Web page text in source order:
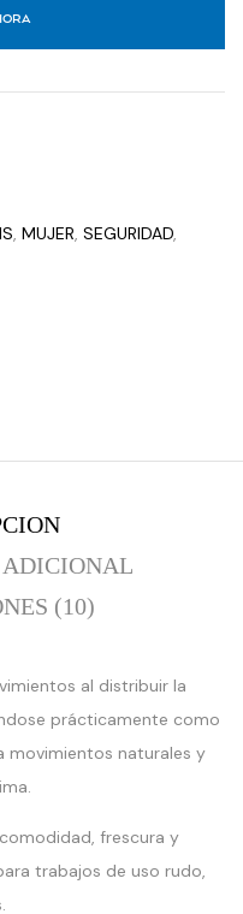
, MUJER, SEGURIDAD,
(10)
al distribuir la
prácticamente como
movimientos naturales y
frescura y
trabajos de uso rudo,
Expected